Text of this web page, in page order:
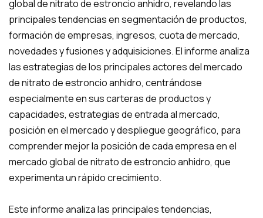
global de nitrato de estroncio anhidro, revelando las
principales tendencias en segmentación de productos,
formación de empresas, ingresos, cuota de mercado,
novedades y fusiones y adquisiciones. El informe analiza
las estrategias de los principales actores del mercado
de nitrato de estroncio anhidro, centrándose
especialmente en sus carteras de productos y
capacidades, estrategias de entrada al mercado,
posición en el mercado y despliegue geográfico, para
comprender mejor la posición de cada empresa en el
mercado global de nitrato de estroncio anhidro, que
experimenta un rápido crecimiento.
Este informe analiza las principales tendencias,